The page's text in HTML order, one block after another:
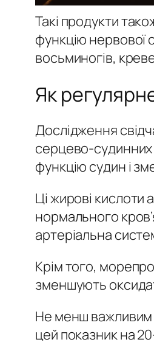
Такі продукти
функцію нервової
восьминогів,
Як
Дослідження
серцево-
функцію судин і
Ці жирові
нормального
артеріальна
Крім того,
зменшують
Не менш важливим
цей показник на